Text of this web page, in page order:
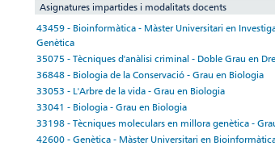
Asignatures impartides i modalitats docents
43459 - Bioinformàtica - Màster Universitari en
Genètica
35075 - Tècniques d'anàlisi criminal - Doble Grau en
36848 - Biologia de la Conservació - Grau en Biologia
33053 - L'Arbre de la vida - Grau en Biologia
33041 - Biologia - Grau en Biologia
33198 - Tècniques moleculars en millora genètica -
42600 - Genètica - Màster Universitari en